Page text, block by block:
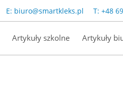
E: biuro@smartkleks.pl T: +48
Artykuły szkolne Artykuły